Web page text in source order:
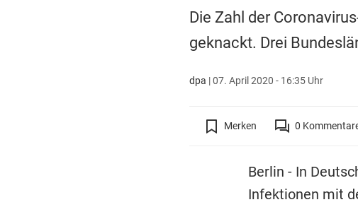
Die Zahl der
geknackt. Drei
dpa |07. April 2020 - 16:35 Uhr
Merken 0
Berlin - In
Infektionen mit